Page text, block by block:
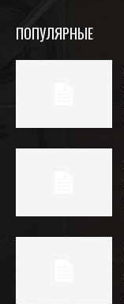
ПОПУЛЯРНЫЕ